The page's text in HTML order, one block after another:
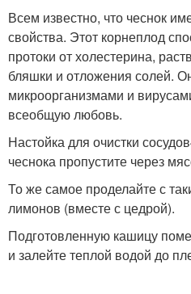
Всем известно, что чеснок
свойства. Этот корнеплод
протоки от холестерина,
бляшки и отложения солей.
микроорганизмами и
всеобщую любовь.
Настойка для очистки
чеснока пропустите через
То же самое проделайте с
лимонов (вместе с цедрой).
Подготовленную кашицу
и залейте теплой водой до